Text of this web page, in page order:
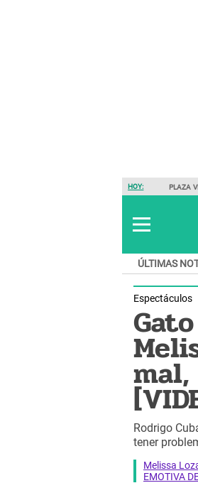
HOY: PLAZA
ÚLTIMAS
Espectáculos
Rodrigo
tener
Melissa
EMOTIVA